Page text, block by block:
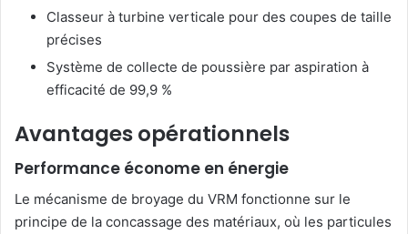
Classeur à turbine verticale pour des coupes de taille
précises
Système de collecte de poussière par aspiration à
efficacité de 99,9 %
Avantages opérationnels
Performance économe en énergie
Le mécanisme de broyage du VRM fonctionne sur le
principe de la concassage des matériaux, où les particules